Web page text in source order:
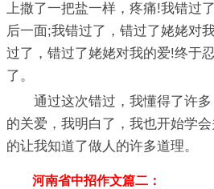
上撒了一把盐一样，疼痛!我错过
后一面;我错过了，错过了姥姥对
过了，错过了姥姥对我的爱!终于
了。
通过这次错过，我懂得了许多
的关爱，我明白了，我也开始学
的让我知道了做人的许多道理。
河南省中招作文篇二：